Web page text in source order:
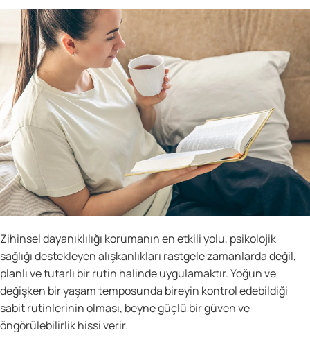
Zihinsel dayanıklılığı korumanın en etkili yolu, psikolojik
sağlığı destekleyen alışkanlıkları rastgele zamanlarda değil,
planlı ve tutarlı bir rutin halinde uygulamaktır. Yoğun ve
değişken bir yaşam temposunda bireyin kontrol edebildiği
sabit rutinlerinin olması, beyne güçlü bir güven ve
öngörülebilirlik hissi verir.